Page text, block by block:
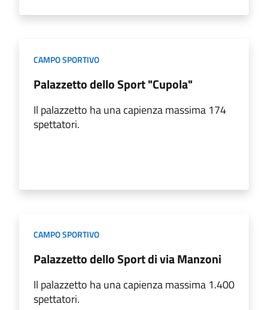
CAMPO SPORTIVO
Palazzetto dello Sport "Cupola"
Il palazzetto ha una capienza massima 174
spettatori.
CAMPO SPORTIVO
Palazzetto dello Sport di via Manzoni
Il palazzetto ha una capienza massima 1.400
spettatori.